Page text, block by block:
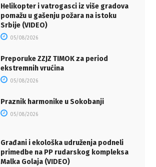
Helikopter i vatrogasci iz više gradova
pomažu u gašenju požara na istoku
Srbije (VIDEO)
05/08/2026
Preporuke ZZJZ TIMOK za period
ekstremnih vrućina
05/08/2026
Praznik harmonike u Sokobanji
05/08/2026
Građani i ekološka udruženja podneli
primedbe na PP rudarskog kompleksa
Malka Golaja (VIDEO)